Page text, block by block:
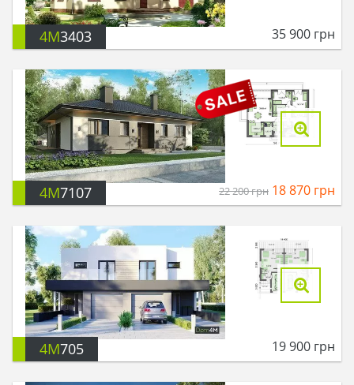
4M3403 35 900 грн
4M7107 22 200грн 18 870 грн
4M705 19 900 грн